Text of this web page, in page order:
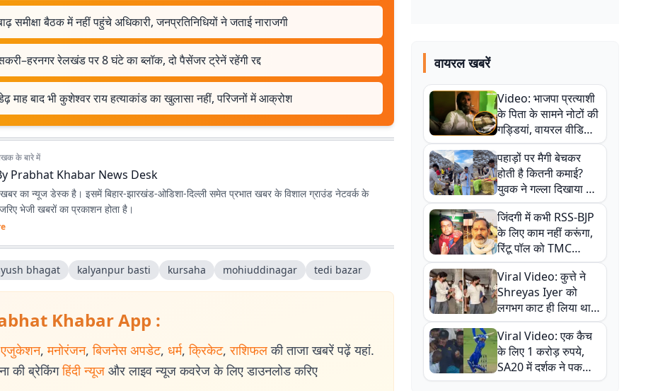
समीक्षा बैठक में नहीं पहुंचे अधिकारी, जनप्रतिनिधियों ने जताई नाराजगी
रेलखंड पर 8 घंटे का ब्लॉक, दो पैसेंजर ट्रेनें रहेंगी रद्द
माह बाद भी कुशेश्वर राय हत्याकांड का खुलासा नहीं, परिजनों में आक्रोश
के बारे में
Prabhat Khabar News Desk
का न्यूज डेस्क है। इसमें बिहार-झारखंड-ओडिशा-दिल्‍ली समेत प्रभात खबर के विशाल ग्राउंड नेटवर्क के
भेजी खबरों का प्रकाशन होता है।
bhagat kalyanpur basti kursaha mohiuddinagar tedi bazar
Khabar App :
एजुकेशन, मनोरंजन, बिजनेस अपडेट, धर्म, क्रिकेट, राशिफल की ताजा खबरें पढ़ें यहां.
की ब्रेकिंग हिंदी न्यूज और लाइव न्यूज कवरेज के लिए डाउनलोड करिए
वायरल खबरें
Video: भाजपा प्रत्याशी
के पिता के सामने नोटों की
गड्डियां, वायरल वीडियो
से राजनीति में उबाल,
अजित महतो बोले- TMC
की गंदी चाल
पहाड़ों पर मैगी बेचकर
होती है कितनी कमाई?
युवक ने गल्ला दिखाया तो
नौकरी वालों के खड़े हो गए
कान
जिंदगी में कभी RSS-BJP
के लिए काम नहीं करूंगा,
रिंटू पॉल को TMC
ऑफिस में ले जाकर पीटा,
Video वायरल
Viral Video: कुत्ते ने
Shreyas Iyer को
लगभग काट ही लिया था,
न्यूजीलैंड सीरीज से पहले
बाल-बाल बचे
Viral Video: एक कैच
के लिए 1 करोड़ रुपये,
SA20 में दर्शक ने पकड़ा
एक हाथ से गजब का कैच